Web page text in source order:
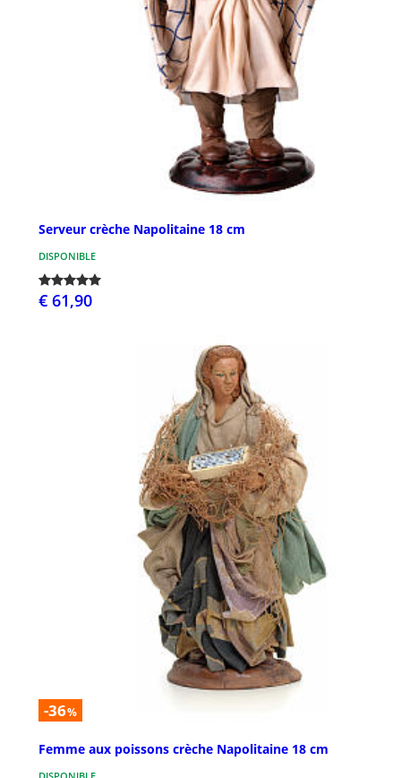
Serveur crèche Napolitaine 18 cm
DISPONIBLE
€ 61,90
-36%
Femme aux poissons crèche Napolitaine 18 cm